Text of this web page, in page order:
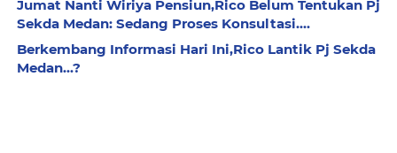
Jumat Nanti Wiriya Pensiun,Rico Belum Tentukan Pj
Sekda Medan: Sedang Proses Konsultasi....
Berkembang Informasi Hari Ini,Rico Lantik Pj Sekda
Medan...?